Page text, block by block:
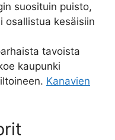
suosituin puisto,
osallistua kesäisiin
tavoista
kaupunki
Kanavien